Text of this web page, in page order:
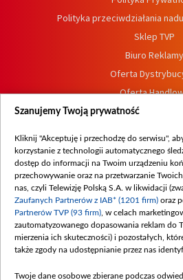
Polityka przeciwdziałania
Sklep TVP
Biuro Reklamy
Oferta
Oferta
Dostępność
Procedura zgłoszeń
Szanujemy Twoją prywatność
Kliknij "Akceptuję i przechodzę do serwisu",
korzystanie z technologii automatycznego
dostęp do informacji na Twoim urządzeniu
przechowywanie oraz na przetwarzanie
nas, czyli Telewizję Polską S.A. w likwidacji
Zaufanych Partnerów z IAB* (1201 firm) oraz
Partnerów TVP (93 firm) , w celach
zautomatyzowanego dopasowania reklam do
mierzenia ich skuteczności) i pozostałych,
także zgody na udostępnianie przez nas
Twoje dane osobowe zbierane podczas